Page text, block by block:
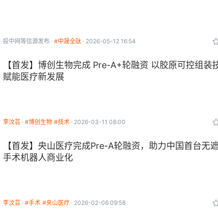
投中网等信源发布 #中晟全肽 2026-05-12 16:54
【首发】博创生物完成 Pre-A+轮融资 以胶原可控组装
赋能医疗新发展
李汶芸 #博创生物 #技术 2026-03-11 08:00
【首发】央山医疗完成Pre-A轮融资，助力中国首台无
手术机器人商业化
李汶芸 #手术 #央山医疗 2026-02-06 09:58